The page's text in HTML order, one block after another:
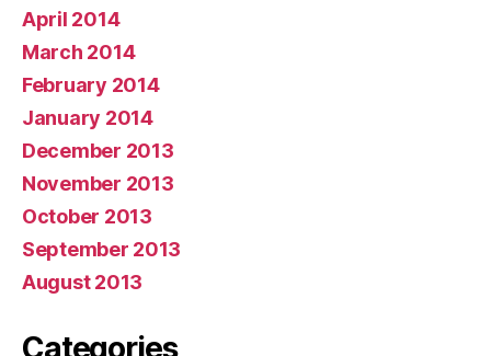
April 2014
March 2014
February 2014
January 2014
December 2013
November 2013
October 2013
September 2013
August 2013
Categories